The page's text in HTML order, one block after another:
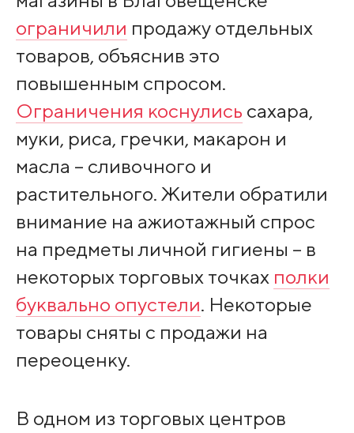
ограничили продажу отдельных
товаров, объяснив это
повышенным спросом.
Ограничения коснулись сахара,
муки, риса, гречки, макарон и
масла – сливочного и
растительного. Жители обратили
внимание на ажиотажный спрос
на предметы личной гигиены – в
некоторых торговых точках полки
буквально опустели. Некоторые
товары сняты с продажи на
переоценку.
В одном из торговых центров